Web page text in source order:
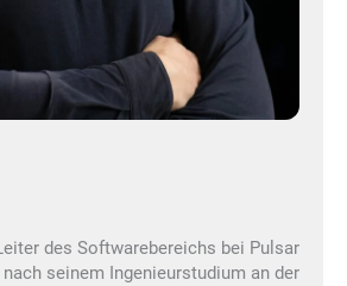
des Softwarebereichs bei Pulsar
seinem Ingenieurstudium an der